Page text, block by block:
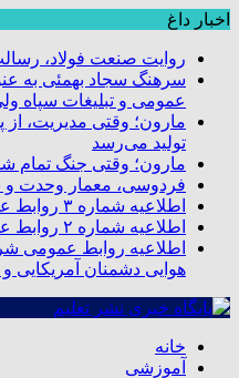
اخبار داغ
روایت صنعت فولاد،‌
سرهنگ سجاد بهمئی به
عمومی و تبلیغات
مارون؛ وقتی مدیریت،
تولید می‌رسد
مارون؛ وقتی جنگ تمام
فردوسی، معمار وحدت و
اطلاعیه شماره ۳ روابط عمومی شرکت فولاد خوزستان
اطلاعیه شماره ۲ روابط عمومی شرکت فولاد خوزستان
اطلاعیه روابط عمومی
هوایی دشمنان آمریکایی
خانه
آموزشی